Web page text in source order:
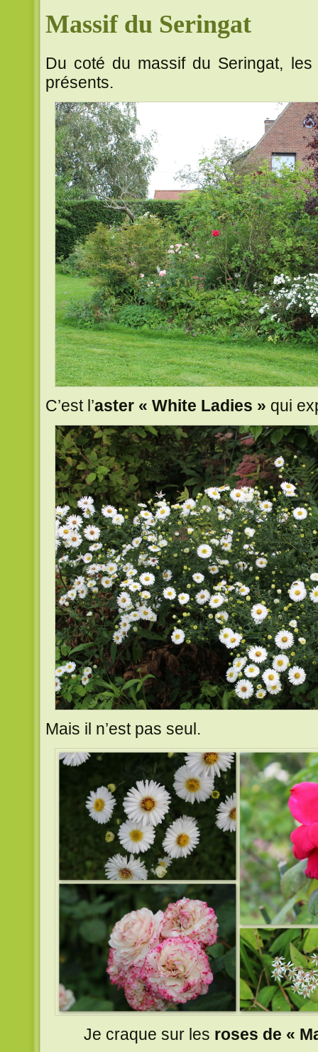
Massif du Seringat
Du coté du massif du Seringat,
présents.
C’est l’aster « White Ladies » qui
Mais il n’est pas seul.
Je craque sur les roses de «